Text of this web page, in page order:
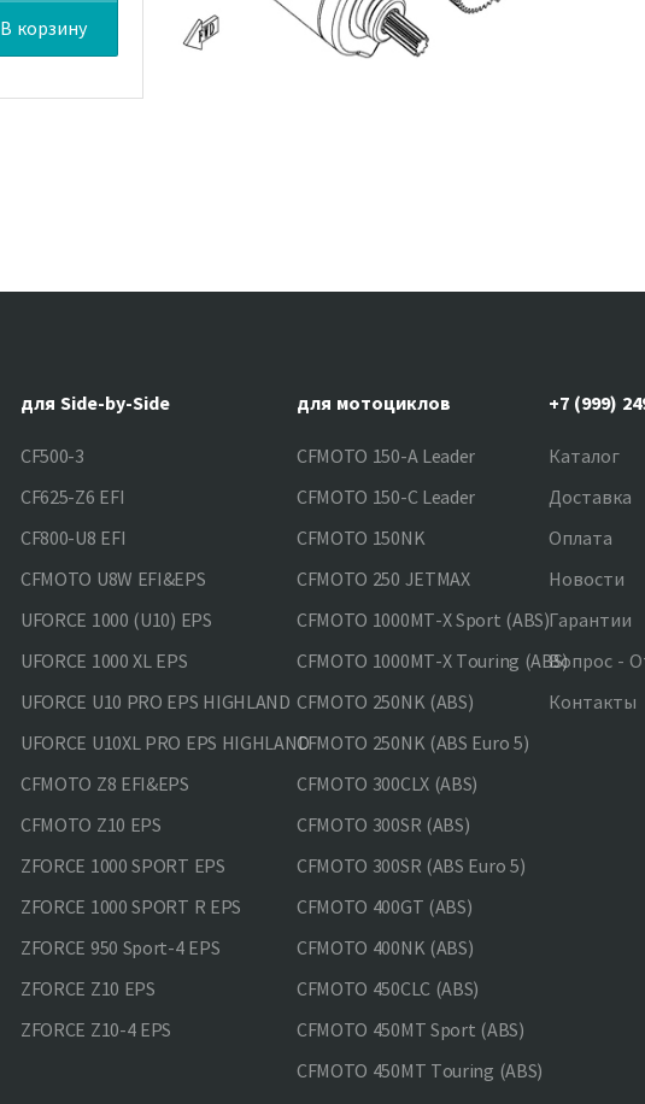
В корзину
для Side-by-Side
CF500-3
CF625-Z6 EFI
CF800-U8 EFI
CFMOTO U8W EFI&EPS
UFORCE 1000 (U10) EPS
UFORCE 1000 XL EPS
UFORCE U10 PRO EPS HIGHLAND
UFORCE U10XL PRO EPS HIGHLAND
CFMOTO Z8 EFI&EPS
CFMOTO Z10 EPS
ZFORCE 1000 SPORT EPS
ZFORCE 1000 SPORT R EPS
ZFORCE 950 Sport-4 EPS
ZFORCE Z10 EPS
ZFORCE Z10-4 EPS
для мотоциклов
CFMOTO 150-A Leader
CFMOTO 150-C Leader
CFMOTO 150NK
CFMOTO 250 JETMAX
CFMOTO 1000MT-X Sport (ABS)
CFMOTO 1000MT-X Touring (ABS)
CFMOTO 250NK (ABS)
CFMOTO 250NK (ABS Euro 5)
CFMOTO 300CLX (ABS)
CFMOTO 300SR (ABS)
CFMOTO 300SR (ABS Euro 5)
CFMOTO 400GT (ABS)
CFMOTO 400NK (ABS)
CFMOTO 450CLC (ABS)
CFMOTO 450MT Sport (ABS)
CFMOTO 450MT Touring (ABS)
+7 (999)
Каталог
Доставка
Оплата
Новости
Гарантии
Вопрос -
Контакты